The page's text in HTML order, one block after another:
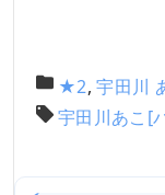
★2,宇田川
宇田川あこ[